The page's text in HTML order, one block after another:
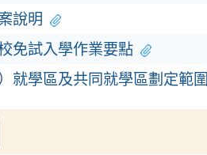
說明
免試入學作業要點
就學區及共同就學區劃定範圍